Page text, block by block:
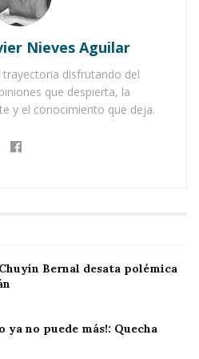
desata polémica en
más!: Quecha
muchos días sostuvo una
continuará este
muebles e inmuebles,
lo relacionado al
Nieves Aguilar
trayectoria disfrutando del
que despierta, la
y el conocimiento que deja.
Bernal desata polémica
ya no puede más!: Quecha